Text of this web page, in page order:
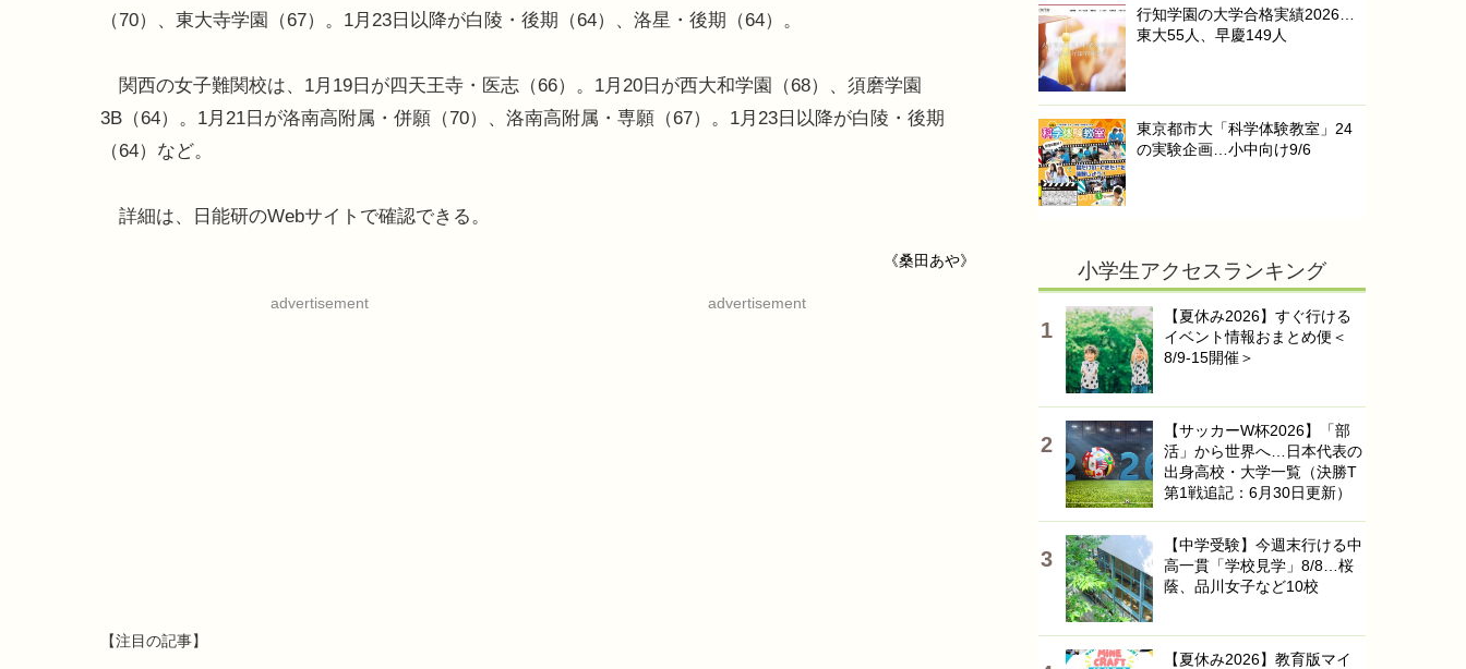
（70）、東大寺学園（67）。1月23日以降が白陵・後期（64）、洛星・後期（64）。
関西の女子難関校は、1月19日が四天王寺・医志（66）。1月20日が西大和学園（68）、須磨学園
3B（64）。1月21日が洛南高附属・併願（70）、洛南高附属・専願（67）。1月23日以降が白陵・後期
（64）など。
詳細は、日能研のWebサイトで確認できる。
《桑田あや》
advertisement advertisement
【注目の記事】
行知学園の大学合格実績2026…
東大55人、早慶149人
東京都市大「科学体験教室」24
の実験企画…小中向け9/6
小学生アクセスランキング
【夏休み2026】すぐ行ける
イベント情報おまとめ便＜
8/9-15開催＞
【サッカーW杯2026】「部
活」から世界へ…日本代表の
出身高校・大学一覧（決勝T
第1戦追記：6月30日更新）
【中学受験】今週末行ける中
高一貫「学校見学」8/8…桜
蔭、品川女子など10校
【夏休み2026】教育版マイ